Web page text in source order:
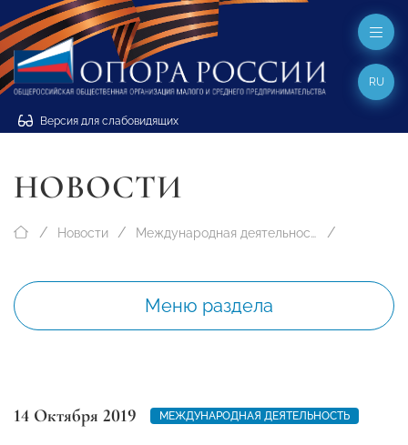
Версия для слабовидящих
RU
НОВОСТИ
Новости Международная деятельность
Меню раздела
14 Октября 2019 МЕЖДУНАРОДНАЯ ДЕЯТЕЛЬНОСТЬ